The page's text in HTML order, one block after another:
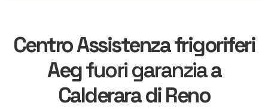
Centro Assistenza frigoriferi
Aegfuori garanziaa
Calderara di Reno